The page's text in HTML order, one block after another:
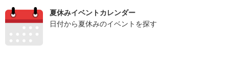
夏休みイベントカレンダー
日付から夏休みのイベントを探す